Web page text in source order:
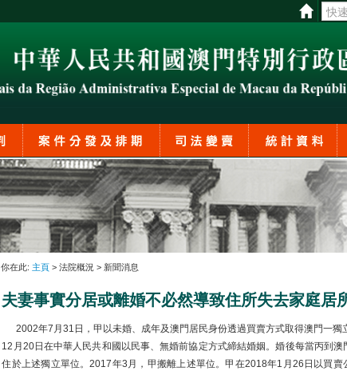
你在此:主頁 > 法院概況 > 新聞消息
夫妻事實分居或離婚不必然導致住所失去家庭居
2002年7月31日，甲以未婚、成年及澳門居民身份透過買賣方式取得澳門一獨
12月20日在中華人民共和國以民事、無婚前協定方式締結婚姻。婚後每當丙到
住於上述獨立單位。2017年3月，甲搬離上述單位。甲在2018年1月26日以買